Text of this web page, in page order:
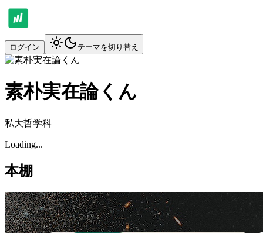
ログイン テーマを切り替え
素朴実在論くん
私大哲学科
Loading...
本棚